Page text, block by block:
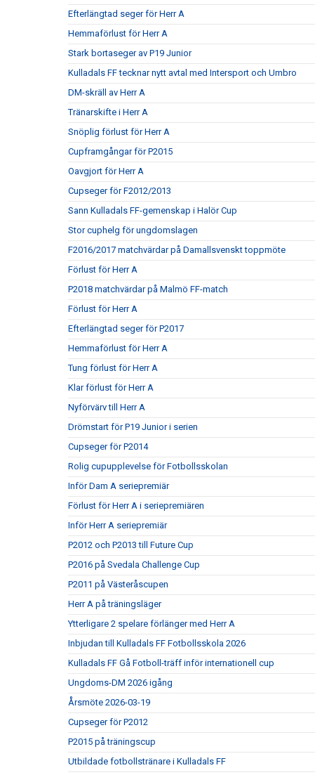
Efterlängtad seger för Herr A
Hemmaförlust för Herr A
Stark bortaseger av P19 Junior
Kulladals FF tecknar nytt avtal med Intersport och Umbro
DM-skräll av Herr A
Tränarskifte i Herr A
Snöplig förlust för Herr A
Cupframgångar för P2015
Oavgjort för Herr A
Cupseger för F2012/2013
Sann Kulladals FF-gemenskap i Halör Cup
Stor cuphelg för ungdomslagen
F2016/2017 matchvärdar på Damallsvenskt toppmöte
Förlust för Herr A
P2018 matchvärdar på Malmö FF-match
Förlust för Herr A
Efterlängtad seger för P2017
Hemmaförlust för Herr A
Tung förlust för Herr A
Klar förlust för Herr A
Nyförvärv till Herr A
Drömstart för P19 Junior i serien
Cupseger för P2014
Rolig cupupplevelse för Fotbollsskolan
Inför Dam A seriepremiär
Förlust för Herr A i seriepremiären
Inför Herr A seriepremiär
P2012 och P2013 till Future Cup
P2016 på Svedala Challenge Cup
P2011 på Västeråscupen
Herr A på träningsläger
Ytterligare 2 spelare förlänger med Herr A
Inbjudan till Kulladals FF Fotbollsskola 2026
Kulladals FF Gå Fotboll-träff inför internationell cup
Ungdoms-DM 2026 igång
Årsmöte 2026-03-19
Cupseger för P2012
P2015 på träningscup
Utbildade fotbollstränare i Kulladals FF